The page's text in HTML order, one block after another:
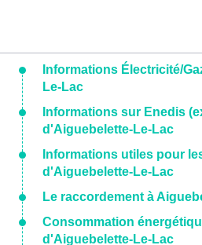
Informations Électricité/
Le-Lac
Informations sur Enedis
d'Aiguebelette-Le-Lac
Informations utiles pour
d'Aiguebelette-Le-Lac
Le raccordement à
Consommation
d'Aiguebelette-Le-Lac